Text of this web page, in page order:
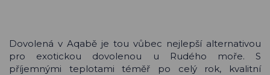
Dovolená v Aqabě je tou vůbec nejlepší alternativou
pro exotickou dovolenou u Rudého moře. S
příjemnými teplotami téměř po celý rok, kvalitní